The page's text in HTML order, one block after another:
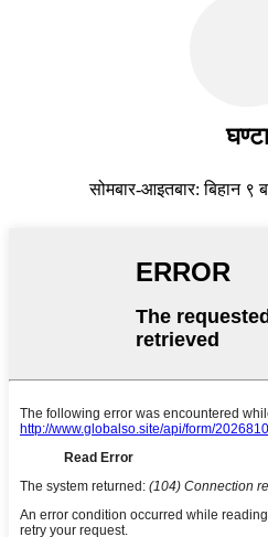
घण्टा
सोमबार-आइतबार: बिहान